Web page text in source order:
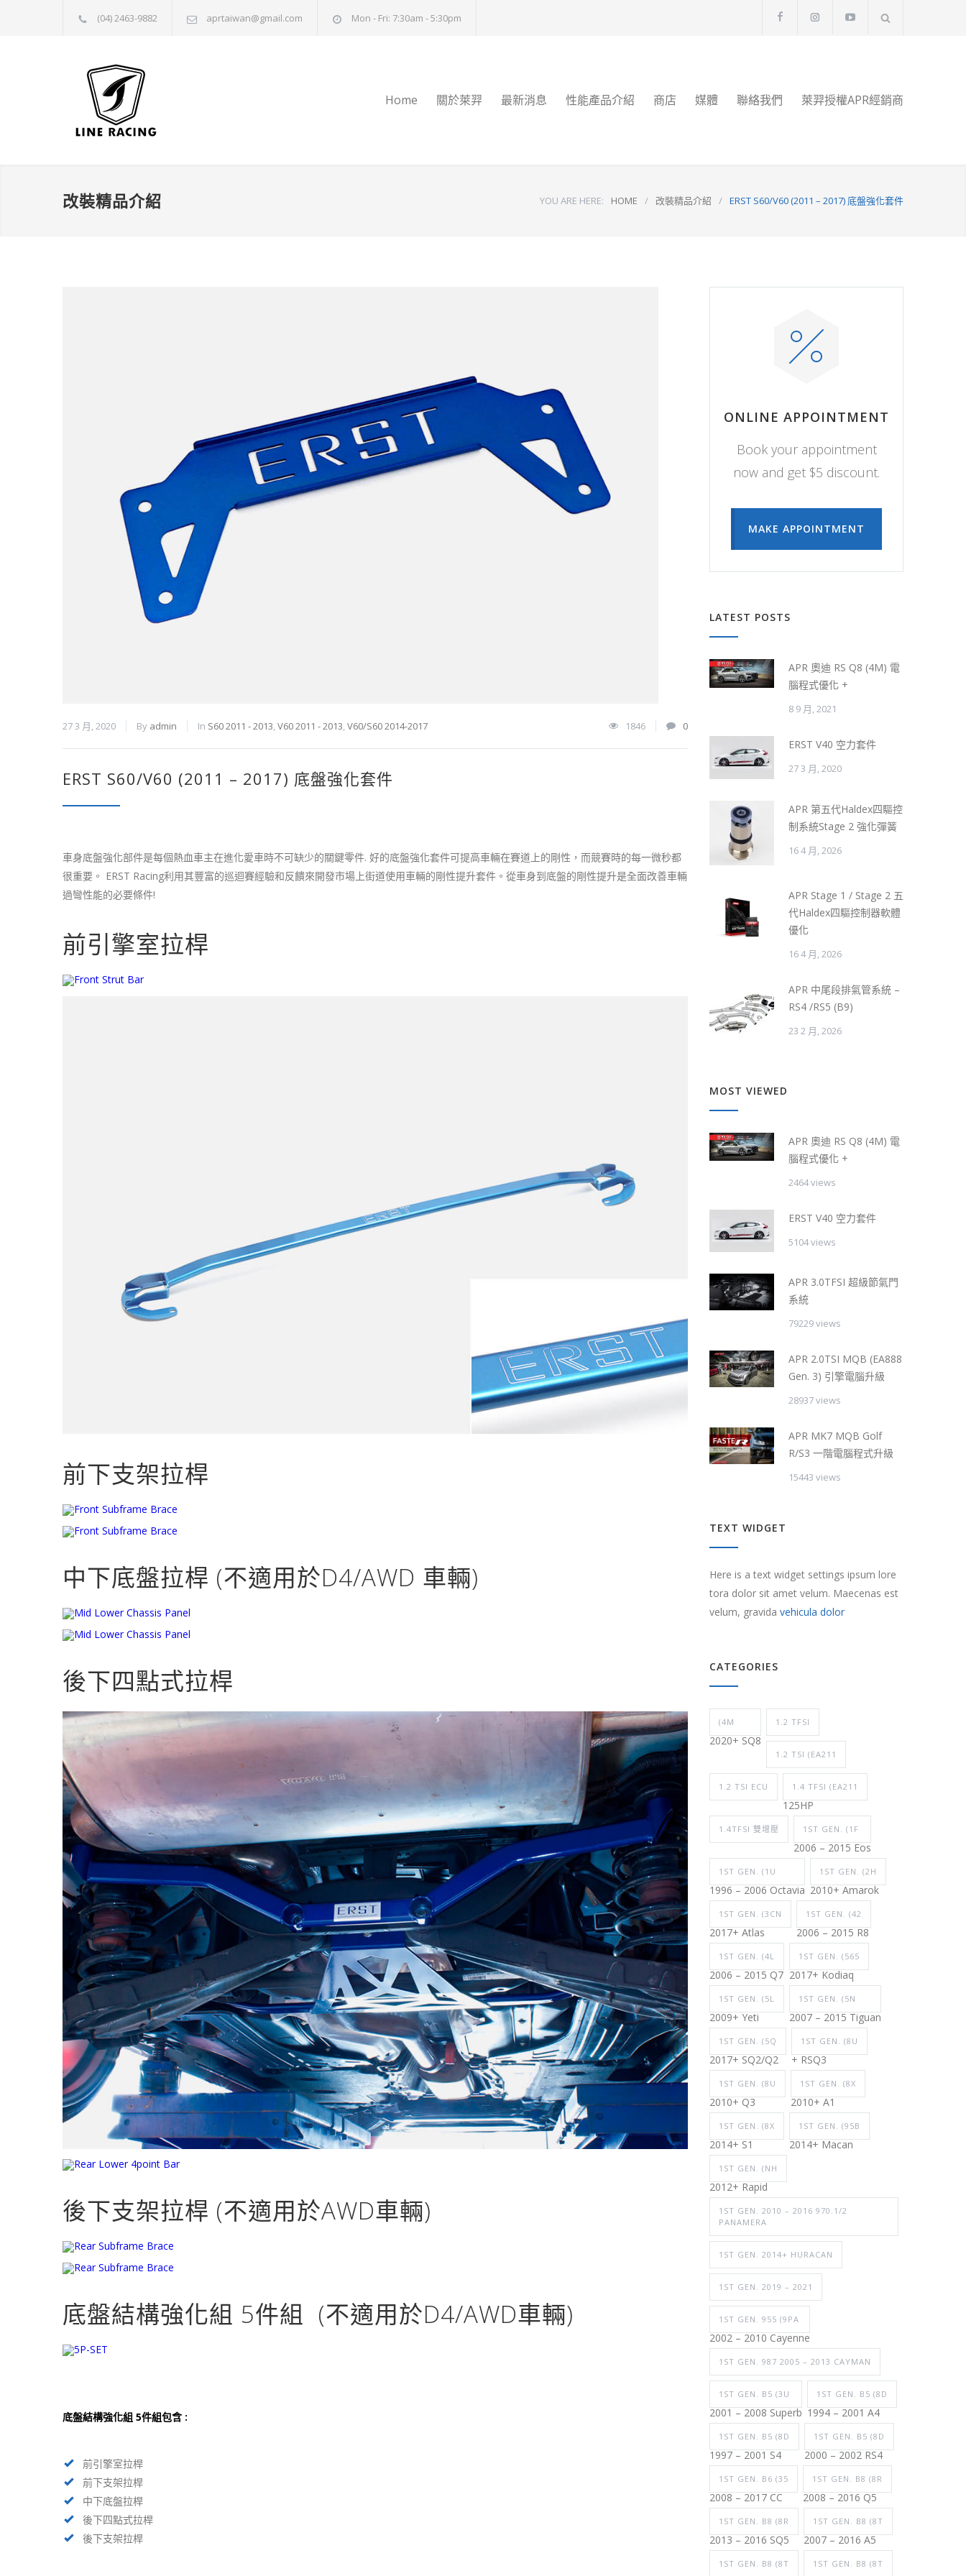
(04) 2463-9882 aprtaiwan@gmail.com Mon - Fri: 7:30am - 5:30pm
Home 關於萊羿 最新消息 性能產品介紹 商店 媒體 聯絡我們 萊羿授權APR經銷商
改裝精品介紹 YOU ARE HERE: HOME / 改裝精品介紹 / ERST S60/V60 (2011 – 2017) 底盤強化套件
27 3 月, 2020 By admin In S60 2011 - 2013,V60 2011 - 2013,V60/S60 2014-2017 1846 0
ERST S60/V60 (2011 – 2017) 底盤強化套件
車身底盤強化部件是每個熱血車主在進化愛車時不可缺少的關鍵零件. 好的底盤強化套件可提高車輛在賽道上的剛性，而競​​賽時的每一微秒都
很重要。 ERST Racing利用其豐富的巡迴賽經驗和反饋來開發市場上街道使用車輛的剛性提升套件。從車身到底盤的剛性提升是全面改善車輛
過彎性能的必要條件!
前引擎室拉桿
前下支架拉桿
中下底盤拉桿 (不適用於D4/AWD 車輛)
後下四點式拉桿
後下支架拉桿 (不適用於AWD車輛)
底盤結構強化組 5件組 (不適用於D4/AWD車輛)
底盤結構強化組 5件組包含 :
前引擎室拉桿
前下支架拉桿
中下底盤拉桿
後下四點式拉桿
後下支架拉桿
ONLINE APPOINTMENT
Book your appointment
now and get $5 discount.
MAKE APPOINTMENT
LATEST POSTS
APR 奧迪 RS Q8 (4M) 電
腦程式優化 +
8 9 月, 2021
ERST V40 空力套件
27 3 月, 2020
APR 第五代Haldex四驅控
制系統Stage 2 強化彈簧
16 4 月, 2026
APR Stage 1 / Stage 2 五
代Haldex四驅控制器軟體
優化
16 4 月, 2026
APR 中尾段排氣管系統 –
RS4 /RS5 (B9)
23 2 月, 2026
MOST VIEWED
APR 奧迪 RS Q8 (4M) 電
腦程式優化 +
2464 views
ERST V40 空力套件
5104 views
APR 3.0TFSI 超級節氣門
系統
79229 views
APR 2.0TSI MQB (EA888
Gen. 3) 引擎電腦升級
28937 views
APR MK7 MQB Golf
R/S3 一階電腦程式升級
15443 views
TEXT WIDGET
Here is a text widget settings ipsum lore
tora dolor sit amet velum. Maecenas est
velum, gravida vehicula dolor
CATEGORIES
(4M
2020+ SQ8
1.2 TFSI
1.2 TSI (EA211
1.2 TSI ECU 1.4 TFSI (EA211
125HP
1.4TFSI 雙增壓 1ST GEN. (1F
2006 – 2015 Eos
1ST GEN. (1U
1996 – 2006 Octavia
1ST GEN. (2H
2010+ Amarok
1ST GEN. (3CN
2017+ Atlas
1ST GEN. (42
2006 – 2015 R8
1ST GEN. (4L
2006 – 2015 Q7
1ST GEN. (565
2017+ Kodiaq
1ST GEN. (5L
2009+ Yeti
1ST GEN. (5N
2007 – 2015 Tiguan
1ST GEN. (5Q
2017+ SQ2/Q2
1ST GEN. (8U
+ RSQ3
1ST GEN. (8U
2010+ Q3
1ST GEN. (8X
2010+ A1
1ST GEN. (8X
2014+ S1
1ST GEN. (95B
2014+ Macan
1ST GEN. (NH
2012+ Rapid
1ST GEN. 2010 – 2016 970.1/2
PANAMERA
1ST GEN. 2014+ HURACAN
1ST GEN. 2019 – 2021
1ST GEN. 955 (9PA
2002 – 2010 Cayenne
1ST GEN. 987 2005 – 2013 CAYMAN
1ST GEN. B5 (3U
2001 – 2008 Superb
1ST GEN. B5 (8D
1994 – 2001 A4
1ST GEN. B5 (8D
1997 – 2001 S4
1ST GEN. B5 (8D
2000 – 2002 RS4
1ST GEN. B6 (35
2008 – 2017 CC
1ST GEN. B8 (8R
2008 – 2016 Q5
1ST GEN. B8 (8R
2013 – 2016 SQ5
1ST GEN. B8 (8T
2007 – 2016 A5
1ST GEN. B8 (8T 1ST GEN. B8 (8T